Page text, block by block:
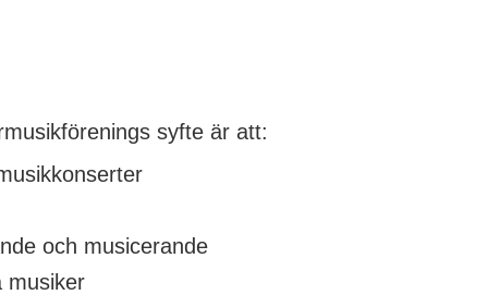
syfte är att:
och musicerande
musiker